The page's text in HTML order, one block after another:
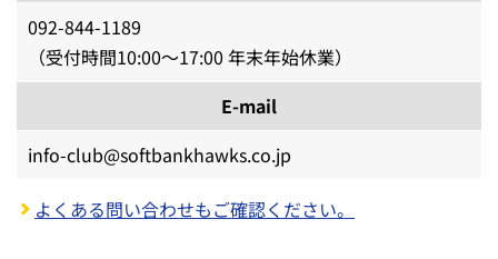
092-844-1189
（受付時間10:00～17:00 年末年始休業）
E-mail
info-club@softbankhawks.co.jp
よくある問い合わせもご確認ください。